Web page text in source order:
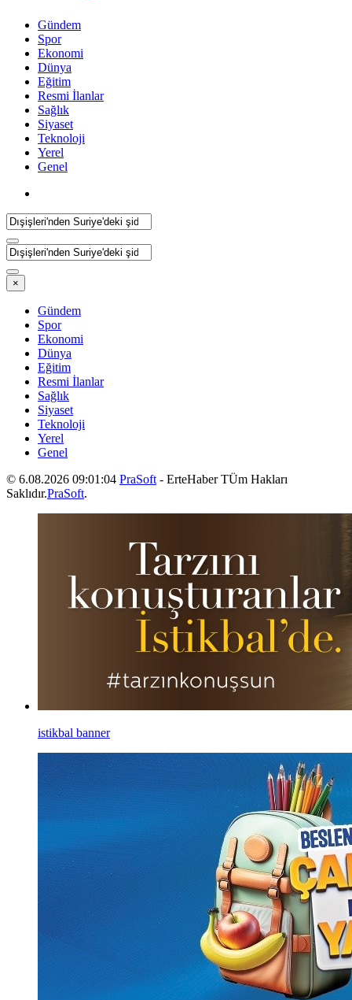
Gündem
Spor
Ekonomi
Dünya
Eğitim
Resmi İlanlar
Sağlık
Siyaset
Teknoloji
Yerel
Genel
×
Gündem
Spor
Ekonomi
Dünya
Eğitim
Resmi İlanlar
Sağlık
Siyaset
Teknoloji
Yerel
Genel
© 6.08.2026 09:01:04 PraSoft - ErteHaber TÜm Hakları
Saklıdır.PraSoft.
istikbal banner